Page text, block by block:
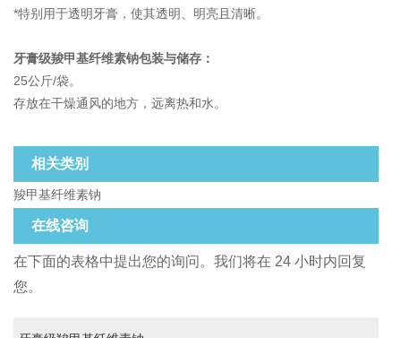
*特别用于透明牙膏，使其透明、明亮且清晰。
牙膏级羧甲基纤维素钠包装与储存：
25公斤/袋。
存放在干燥通风的地方，远离热和水。
相关类别
羧甲基纤维素钠
在线咨询
在下面的表格中提出您的询问。我们将在 24 小时内回复
您。